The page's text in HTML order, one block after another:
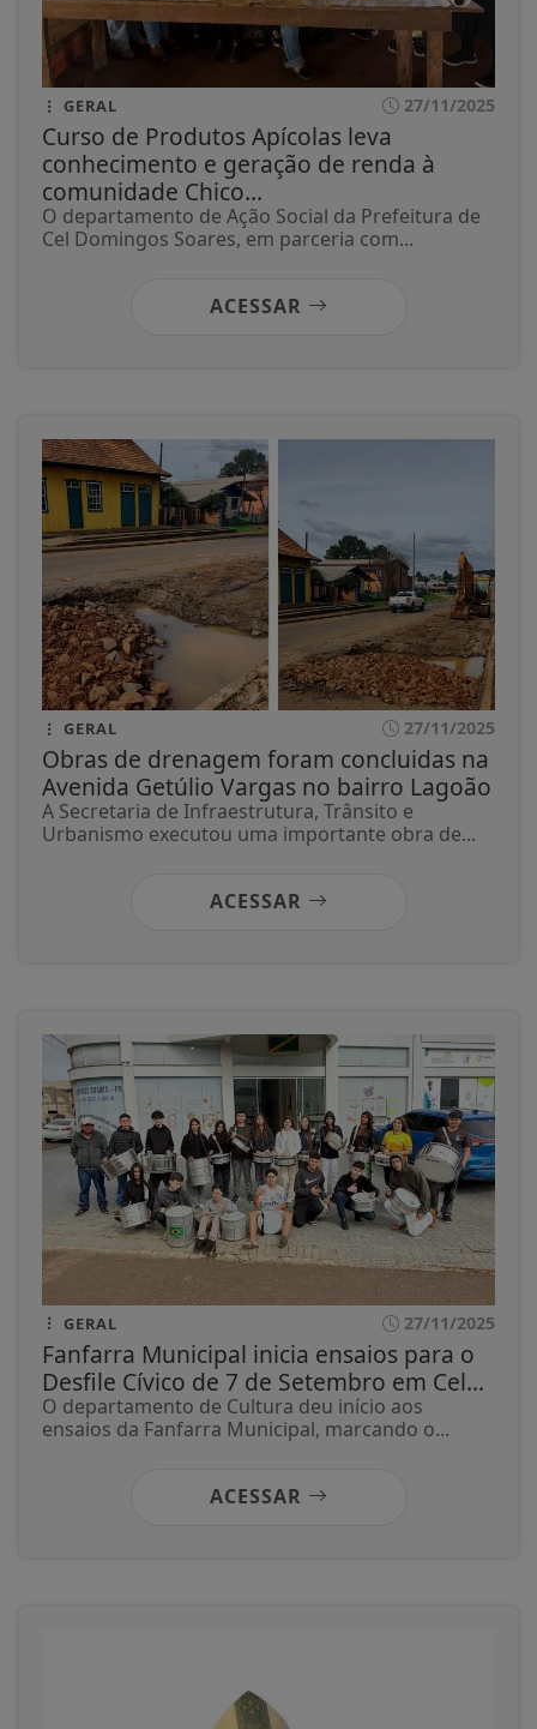
GERAL 27/11/2025
Curso de Produtos Apícolas leva
conhecimento e geração de renda à
comunidade Chico...
O departamento de Ação Social da Prefeitura de
Cel Domingos Soares, em parceria com...
ACESSAR
GERAL 27/11/2025
Obras de drenagem foram concluidas na
Avenida Getúlio Vargas no bairro Lagoão
A Secretaria de Infraestrutura, Trânsito e
Urbanismo executou uma importante obra de...
ACESSAR
GERAL 27/11/2025
Fanfarra Municipal inicia ensaios para o
Desfile Cívico de 7 de Setembro em Cel...
O departamento de Cultura deu início aos
ensaios da Fanfarra Municipal, marcando o...
ACESSAR